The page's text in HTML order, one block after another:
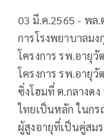
03 มี.ค.2565 - พ
การโรงพยาบาลม
โครงการ รพ.อายุ
โครงการ รพ.อายุ
ซิ่งโฮมที่ ต.กลางด
ไทยเป็นหลัก ในก
ผู้สูงอายุที่เป็นคู่สม